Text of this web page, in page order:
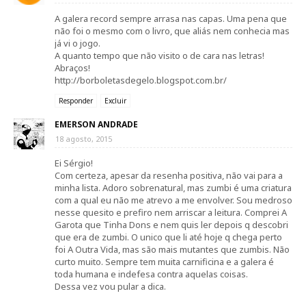
A galera record sempre arrasa nas capas. Uma pena que
não foi o mesmo com o livro, que aliás nem conhecia mas
já vi o jogo.
A quanto tempo que não visito o de cara nas letras!
Abraços!
http://borboletasdegelo.blogspot.com.br/
Responder Excluir
EMERSON ANDRADE
18 agosto, 2015
Ei Sérgio!
Com certeza, apesar da resenha positiva, não vai para a
minha lista. Adoro sobrenatural, mas zumbi é uma criatura
com a qual eu não me atrevo a me envolver. Sou medroso
nesse quesito e prefiro nem arriscar a leitura. Comprei A
Garota que Tinha Dons e nem quis ler depois q descobri
que era de zumbi. O unico que li até hoje q chega perto
foi A Outra Vida, mas são mais mutantes que zumbis. Não
curto muito. Sempre tem muita carnificina e a galera é
toda humana e indefesa contra aquelas coisas.
Dessa vez vou pular a dica.